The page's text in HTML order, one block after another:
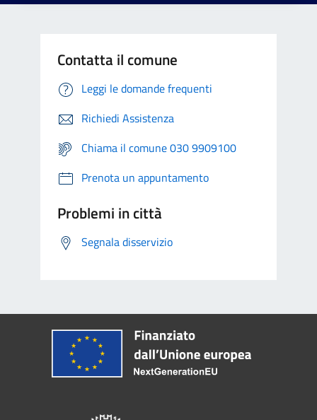
Contatta il comune
Leggi le domande frequenti
Richiedi Assistenza
Chiama il comune 030 9909100
Prenota un appuntamento
Problemi in città
Segnala disservizio